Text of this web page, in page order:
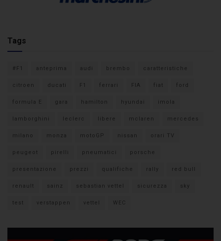
Tags
#F1 anteprima audi brembo caratteristiche
citroen ducati F1 ferrari FIA fiat ford
formula E gara hamilton hyundai imola
lamborghini leclerc libere mclaren mercedes
milano monza motoGP nissan orari TV
peugeot pirelli pneumatici porsche
presentazione prezzi qualifiche rally red bull
renault sainz sebastian vettel sicurezza sky
test verstappen vettel WEC